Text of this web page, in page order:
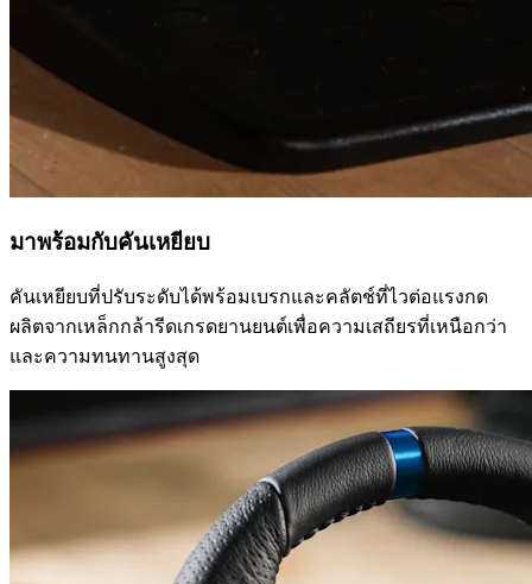
มาพร้อมกับคันเหยียบ
คันเหยียบที่ปรับระดับได้พร้อมเบรกและคลัตช์ที่ไวต่อแรงกด
ผลิตจากเหล็กกล้ารีดเกรดยานยนต์เพื่อความเสถียรที่เหนือกว่า
และความทนทานสูงสุด